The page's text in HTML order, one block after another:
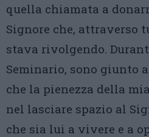
quella chiamata a
Signore che, attraverso
stava rivolgendo.
Seminario, sono giunto
che la pienezza della
nel lasciare spazio al
che sia lui a vivere e a